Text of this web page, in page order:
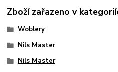
Zboží zařazeno v
Woblery
Nils Master
Nils Master